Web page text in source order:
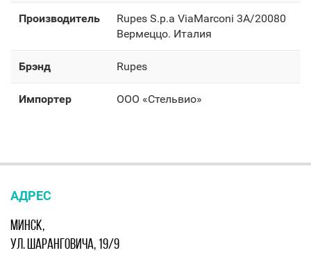
Производитель
Rupes S.p.a ViaMarconi 3A/20080
Вермеццо. Италия
Брэнд Rupes
Импортер OOO «Стельвио»
АДРЕС
МИНСК,
УЛ. ШАРАНГОВИЧА, 19/9